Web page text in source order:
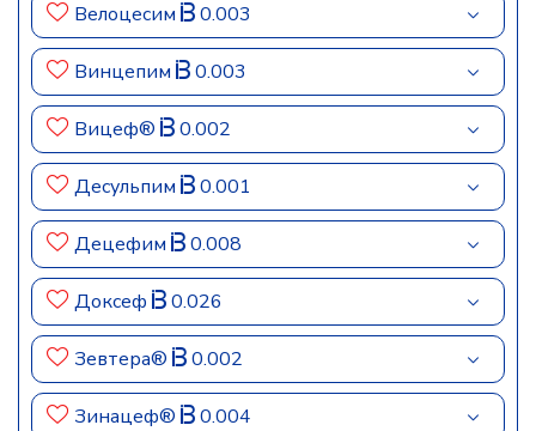
Велоцесим 0.003
Винцепим 0.003
Вицеф® 0.002
Десульпим 0.001
Децефим 0.008
Доксеф 0.026
Зевтера® 0.002
Зинацеф® 0.004